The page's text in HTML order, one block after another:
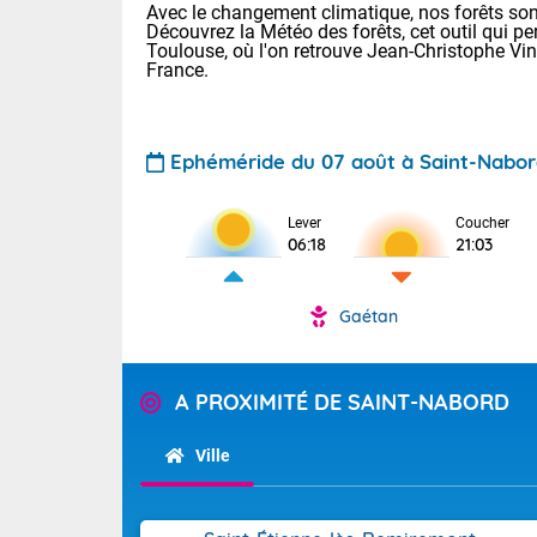
Pour la
Tendance
Avec le changement climatique, nos forêts
Découvrez la Météo des forêts, cet outil qui
Toulouse, où l'on retrouve Jean-Christophe
France.
Ephéméride du 07 août à Saint-
Lever
06:18
Coucher
21:03
Gaétan
A PROXIMITÉ DE SAINT-NABORD
Ville
Voici les
28 Lyon :
: 27 Nancy :
31 Lille : 26
Demain :
Calme,
alors que la